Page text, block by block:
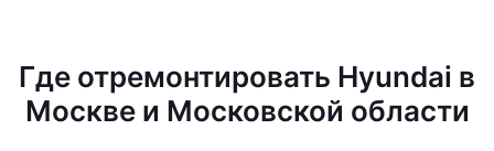
Где отремонтировать Hyundai в
Москве и Московской области